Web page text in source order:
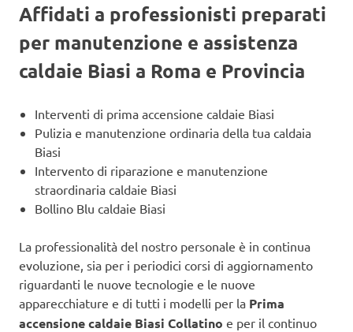
Affidati a professionisti preparati
per manutenzione e assistenza
caldaie Biasi a Roma e Provincia
Interventi di prima accensione caldaie Biasi
Pulizia e manutenzione ordinaria della tua caldaia
Biasi
Intervento di riparazione e manutenzione
straordinaria caldaie Biasi
Bollino Blu caldaie Biasi
La professionalità del nostro personale è in continua
evoluzione, sia per i periodici corsi di aggiornamento
riguardanti le nuove tecnologie e le nuove
apparecchiature e di tutti i modelli per la Prima
accensione caldaie Biasi Collatino e per il continuo